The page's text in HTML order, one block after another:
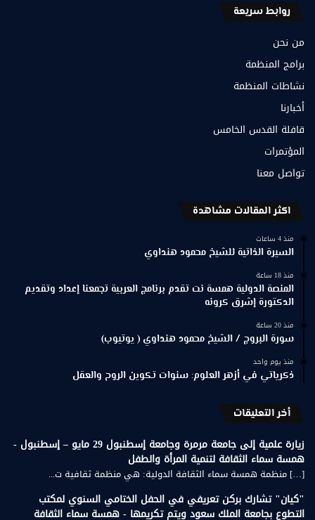
روابط سريعة
من نحن
برامج المنظمة
نشاطات المنظمة
أخبارنا
قافلة القدس الخامس
المؤتمرات
تواصل معنا
اكثر المقالات مشاهدة
منذ 4 ساعات
السيرة الذاتية للشيخ محمود هنداوي
منذ 18 ساعة
المنصة الدولية همسة نت تقدم برنامج العربية تجمعنا إعداد وتقديم
الدكتورة إشرق كرونه
منذ 20 ساعة
سورة البروج / الشيخ محمود هنداوي ( يوتيوب)
منذ يوم واحد
ذكرياتي في أزهر العلوم: سنوات تكوين الروح والعقل
أخر التعليقات
زيارة علمية إلى جامعة مرمرة وجامعة إسطنبول 29 مايو – إسطنبول -
همسة سماء الثقافة لتنمية المرأة والطفل
[…] منظمة همسة سماء الثقافة الدولية: هي منظمة ثقافية ت...
"كيان" تشارك بركن تعريفي في الحفل الختامي السنوي لمكتب
التطوع بجامعة الملك سعود ويتم تكريمها - همسة سماء الثقافة